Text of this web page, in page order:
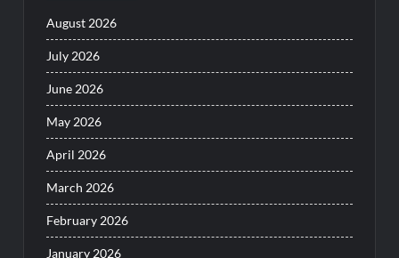
August 2026
July 2026
June 2026
May 2026
April 2026
March 2026
February 2026
January 2026